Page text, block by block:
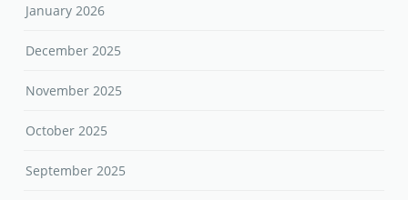
January 2026
December 2025
November 2025
October 2025
September 2025